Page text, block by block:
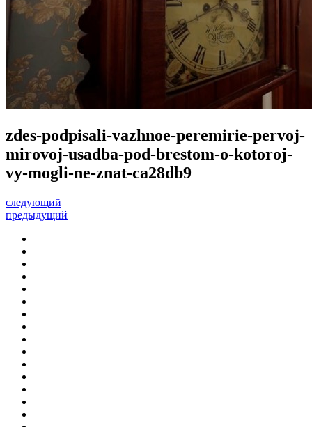
zdes-podpisali-vazhnoe-peremirie-pervoj-
mirovoj-usadba-pod-brestom-o-kotoroj-
vy-mogli-ne-znat-ca28db9
следующий
предыдущий